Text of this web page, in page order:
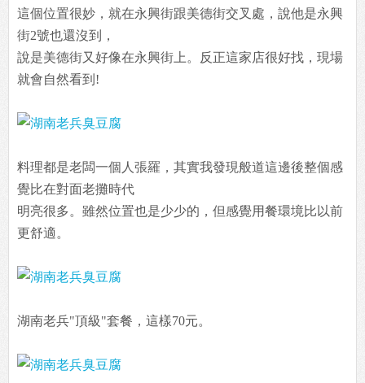
這個位置很妙，就在永興街跟美德街交叉處，說他是永興
街2號也還沒到，
說是美德街又好像在永興街上。反正這家店很好找，現場
就會自然看到!
料理都是老闆一個人張羅，其實我發現般道這邊後整個感
覺比在對面老攤時代
明亮很多。雖然位置也是少少的，但感覺用餐環境比以前
更舒適。
湖南老兵"頂級"套餐，這樣70元。